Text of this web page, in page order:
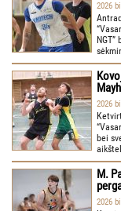
2026
2026
bei
M.
2026